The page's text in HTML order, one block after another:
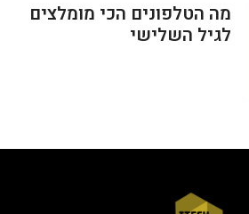
מה הטלפונים הכי מומלצים
לגיל השלישי